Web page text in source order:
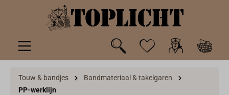
hoofdinhoud
Touw & bandjes
Bandmateriaal & takelgaren
PP-werklijn